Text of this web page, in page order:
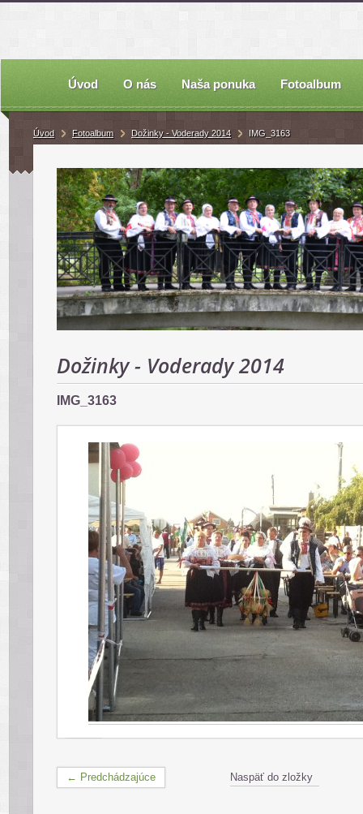
Úvod O nás Naša ponuka Fotoalbum
Úvod Fotoalbum Dožinky - Voderady 2014 IMG_3163
Dožinky - Voderady 2014
IMG_3163
← Predchádzajúce Naspäť do zložky